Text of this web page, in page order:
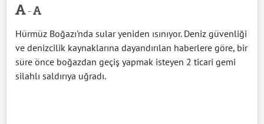
-
Hürmüz Boğazı'nda sular yeniden ısınıyor. Deniz güvenliği
ve denizcilik kaynaklarına dayandırılan haberlere göre, bir
süre önce boğazdan geçiş yapmak isteyen 2 ticari gemi
silahlı saldırıya uğradı.